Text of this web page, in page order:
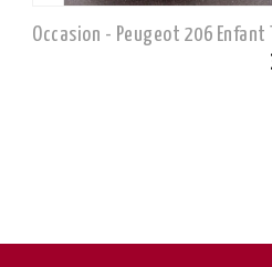
Occasion - Peugeot 206 Enfant